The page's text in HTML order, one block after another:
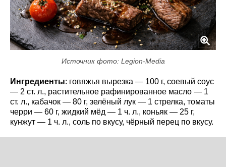
Источник фото: Legion-Media
Ингредиенты: говяжья вырезка — 100 г, соевый соус
— 2 ст. л., растительное рафинированное масло — 1
ст. л., кабачок — 80 г, зелёный лук — 1 стрелка, томаты
черри — 60 г, жидкий мёд — 1 ч. л., коньяк — 25 г,
кунжут — 1 ч. л., соль по вкусу, чёрный перец по вкусу.